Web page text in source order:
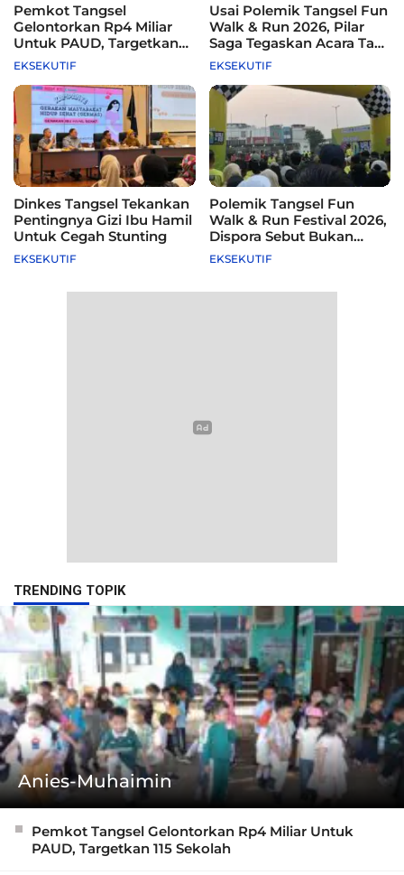
Pemkot Tangsel
Gelontorkan Rp4 Miliar
Untuk PAUD, Targetkan
115 Sekolah
EKSEKUTIF
Usai Polemik Tangsel Fun
Walk & Run 2026, Pilar
Saga Tegaskan Acara Tak
Difasilitasi Pemkot
EKSEKUTIF
Dinkes Tangsel Tekankan
Pentingnya Gizi Ibu Hamil
Untuk Cegah Stunting
EKSEKUTIF
Polemik Tangsel Fun
Walk & Run Festival 2026,
Dispora Sebut Bukan
Agenda Pemkot
EKSEKUTIF
TRENDING TOPIK
Anies-Muhaimin
Pemkot Tangsel Gelontorkan Rp4 Miliar Untuk
PAUD, Targetkan 115 Sekolah